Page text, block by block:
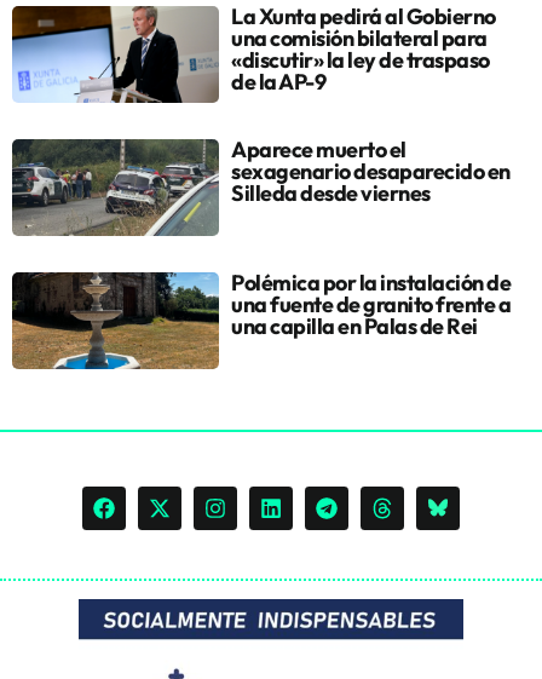
La Xunta pedirá al Gobierno
una comisión bilateral para
«discutir» la ley de traspaso
de la AP-9
Aparece muerto el
sexagenario desaparecido en
Silleda desde viernes
Polémica por la instalación de
una fuente de granito frente a
una capilla en Palas de Rei